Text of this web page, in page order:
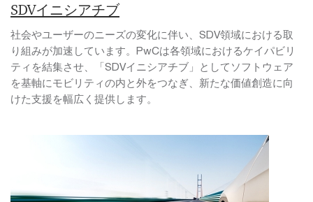
SDVイニシアチブ
社会やユーザーのニーズの変化に伴い、SDV領域における取
り組みが加速しています。PwCは各領域におけるケイパビリ
ティを結集させ、「SDVイニシアチブ」としてソフトウェア
を基軸にモビリティの内と外をつなぎ、新たな価値創造に向
けた支援を幅広く提供します。